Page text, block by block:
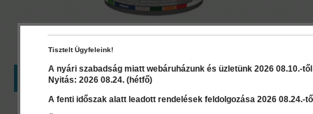
LEÍRÁS RÉSZLETEK DOKUMENTUMOK
Tisztelt Ügyfeleink!
A nyári szabadság miatt webáruházunk és üzletünk 2026 08.10.-
Nyitás: 2026 08.24. (hétfő)
A fenti időszak alatt leadott rendelések feldolgozása 2026 08.24.-